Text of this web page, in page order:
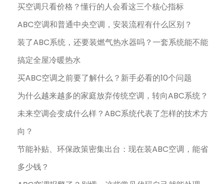
买空调只看价格？懂行的人会看这三个核心指标
ABC空调和普通中央空调，安装流程有什么区别？
装了ABC系统，还要装燃气热水器吗？一套系统能不能
搞定全屋冷暖热水
买ABC空调之前要了解什么？新手必看的10个问题
为什么越来越多的家庭放弃传统空调，转向ABC系统？
未来空调会变成什么样？ABC系统代表了怎样的技术方
向？
节能补贴、环保政策密集出台：现在装ABC空调，能省
多少钱？